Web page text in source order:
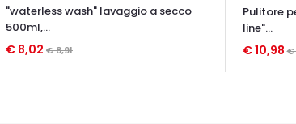
"waterless wash" lavaggio a secco
500ml,...
€ 8,02 € 8,91
Pulitore
line"...
€ 10,98€